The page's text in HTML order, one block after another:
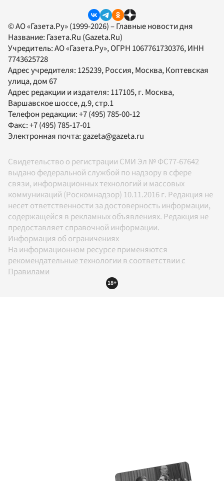
© АО «Газета.Ру» (1999-2026) – Главные новости дня
Название: Газета.Ru (Gazeta.Ru)
Учредитель:АО «Газета.Ру», ОГРН 1067761730376, ИНН
7743625728
Адрес учредителя: 125239, Россия, Москва, Коптевская
улица, дом 67
Адрес редакции и издателя: 117105, г. Москва,
Варшавское шоссе, д.9, стр.1
Телефон редакции:+7 (495) 785-00-12
Факс:+7 (495) 785-17-01
Электронная почта:gazeta@gazeta.ru
Свидетельство о регистрации СМИ Эл № ФС77-67642
выдано федеральной службой по надзору в сфере
связи, информационных технологий и массовых
коммуникаций (Роскомнадзор) 10.11.2016 г. Редакция не
несет ответственности за достоверность информации,
содержащейся в рекламных объявлениях. Редакция не
предоставляет справочной информации.
Информация об ограничениях
На информационном ресурсе применяются
рекомендательные технологии в соответствии с
Правилами
18+